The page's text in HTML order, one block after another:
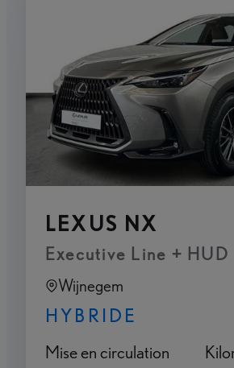
LEXUS NX
Executive Line + HUD
Wijnegem
HYBRIDE
Mise en circulation